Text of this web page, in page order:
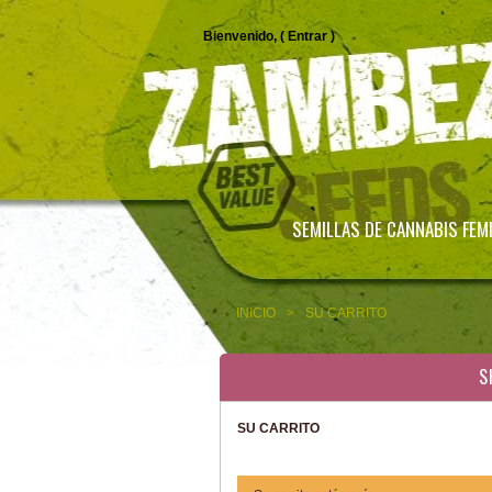
Bienvenido, ( Entrar)
SEMILLAS DE CANNABIS
INICIO > SU CARRITO
SU CARRITO